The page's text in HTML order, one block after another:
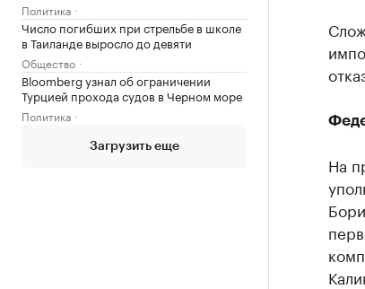
Политика
Число погибших при стрельбе в школе
в Таиланде выросло до девяти
Общество
Bloomberg узнал об ограничении
Турцией прохода судов в Черном море
Политика
Загрузить еще
На